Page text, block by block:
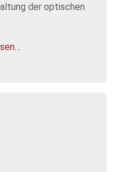
der optischen